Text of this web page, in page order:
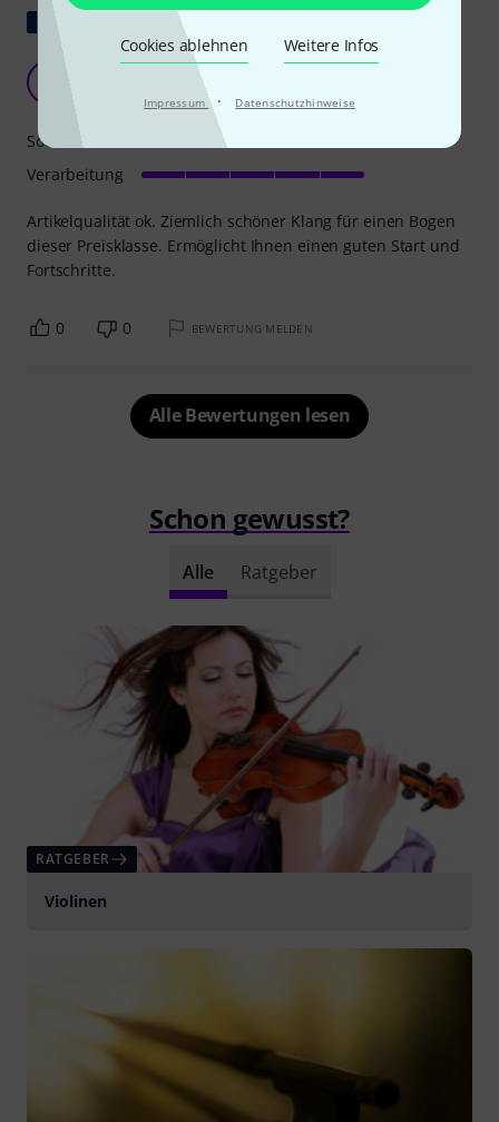
Cookies ablehnen Weitere Infos
Impressum · Datenschutzhinweise
Original zeigen
Qualitätsbogen
Thomasviolon 16.02.2025
Artikelqualität ok. Ziemlich schöner Klang für einen Bogen
dieser Preisklasse. Ermöglicht Ihnen einen guten Start und
Fortschritte.
Sound
Verarbeitung
0 0 BEWERTUNG MELDEN
Alle Bewertungen lesen
Schon gewusst?
Alle Ratgeber
RATGEBER
Violinen